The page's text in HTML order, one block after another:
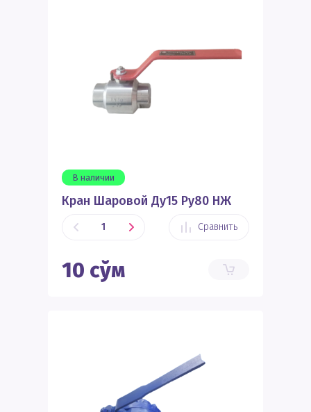
В наличии
Кран Шаровой Ду15 Ру80 НЖ
Сравнить
10 сўм